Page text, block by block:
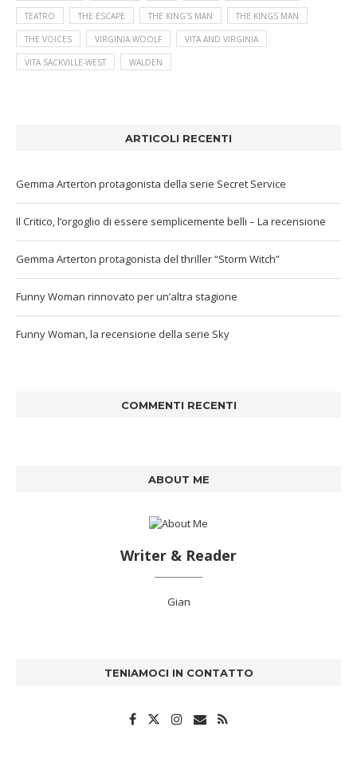
TEATRO THE ESCAPE THE KING'S MAN THE KINGS MAN
THE VOICES VIRGINIA WOOLF VITA AND VIRGINIA
VITA SACKVILLE-WEST WALDEN
ARTICOLI RECENTI
Gemma Arterton protagonista della serie Secret Service
Il Critico, l’orgoglio di essere semplicemente belli – La recensione
Gemma Arterton protagonista del thriller “Storm Witch”
Funny Woman rinnovato per un’altra stagione
Funny Woman, la recensione della serie Sky
COMMENTI RECENTI
ABOUT ME
Writer & Reader
Gian
TENIAMOCI IN CONTATTO